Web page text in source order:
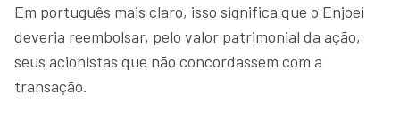
Em português mais claro, isso significa que o Enjoei
deveria reembolsar, pelo valor patrimonial da ação,
seus acionistas que não concordassem com a
transação.